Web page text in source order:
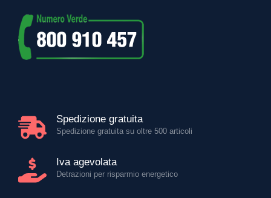
Spedizione gratuita
Spedizione gratuita su oltre 500 articoli
Iva agevolata
Detrazioni per risparmio energetico